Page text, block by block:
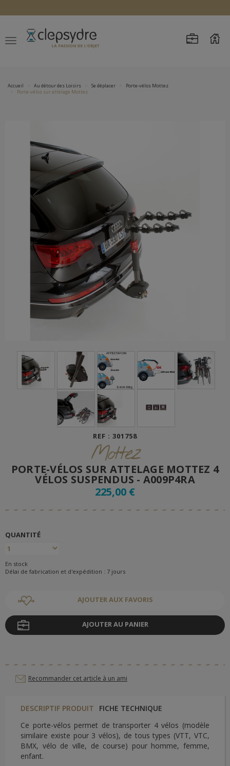
Accueil Au détour des Loisirs Se déplacer
Porte-vélos Mottez
Porte-vélos sur attelage Mottez
REF : 301758
Mottez
PORTE-VÉLOS SUR ATTELAGE MOTTEZ 4
VÉLOS SUSPENDUS - A009P4RA
225,00 €
QUANTITÉ
En stock
Délai de fabrication et d'expédition : 7 jours
AJOUTER AUX FAVORIS
AJOUTER AU PANIER
Recommander cet article à un ami
DESCRIPTIF PRODUIT
FICHE TECHNIQUE
Ce porte-vélos permet de transporter 4 vélos (modèle
similaire existe pour 3 vélos), de tous types (VTT, VTC,
BMX, vélo de ville, de course) pour homme, femme,
enfant.